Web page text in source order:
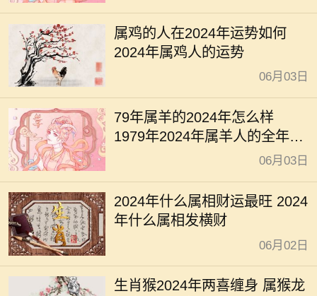
属鸡的人在2024年运势如何
2024年属鸡人的运势
06月03日
79年属羊的2024年怎么样
1979年2024年属羊人的全年运
06月03日
2024年什么属相财运最旺 2024
年什么属相发横财
06月02日
生肖猴2024年两喜缠身 属猴龙